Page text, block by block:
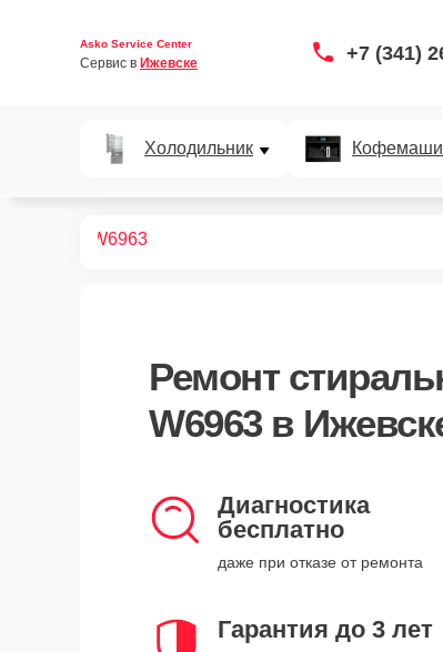
Asko Service Center
Сервис в Ижевске +7 (341)
Холодильник
W6963
Ремонт
W6963в
Диагностика
бесплатно
даже при отказе от ремонта
Гарантия до 3 лет